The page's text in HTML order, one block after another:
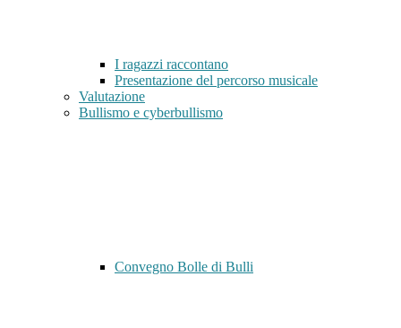
I ragazzi raccontano
Presentazione del percorso musicale
Valutazione
Bullismo e cyberbullismo
Convegno Bolle di Bulli